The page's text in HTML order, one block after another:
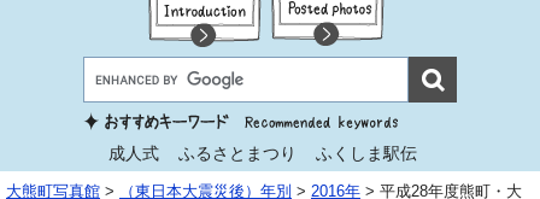
成人式 ふるさとまつり ふくしま駅伝
大熊町写真館 > （東日本大震災後）年別 > 2016年 > 平成28年度熊町・大